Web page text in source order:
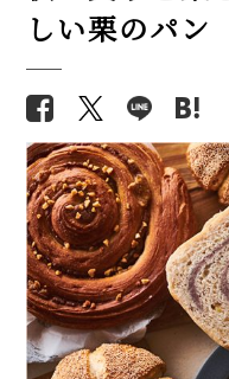
しい栗のパン